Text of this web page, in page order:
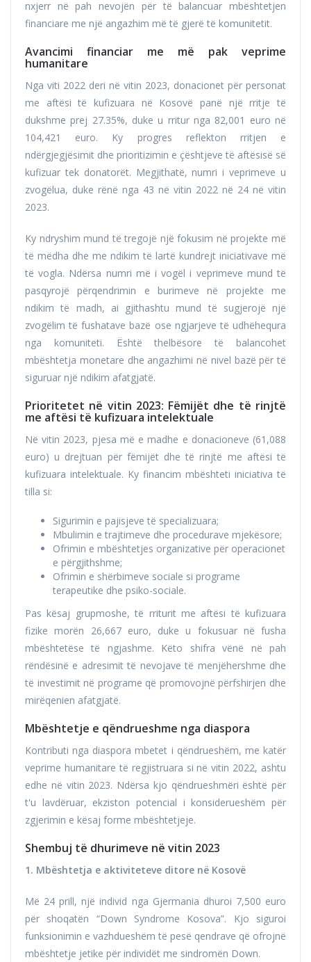
nxjerr në pah nevojën për të balancuar mbështetjen
financiare me një angazhim më të gjerë të komunitetit.
Avancimi financiar me më pak veprime
humanitare
Nga viti 2022 deri në vitin 2023, donacionet për personat
me aftësi të kufizuara në Kosovë panë një rritje të
dukshme prej 27.35%, duke u rritur nga 82,001 euro në
104,421 euro. Ky progres reflekton rritjen e
ndërgjegjësimit dhe prioritizimin e çështjeve të aftësisë së
kufizuar tek donatorët. Megjithatë, numri i veprimeve u
zvogëlua, duke rënë nga 43 në vitin 2022 në 24 në vitin
2023.
Ky ndryshim mund të tregojë një fokusim në projekte më
të mëdha dhe me ndikim të lartë kundrejt iniciativave më
të vogla. Ndërsa numri më i vogël i veprimeve mund të
pasqyrojë përqendrimin e burimeve në projekte me
ndikim të madh, ai gjithashtu mund të sugjerojë një
zvogëlim të fushatave bazë ose ngjarjeve të udhëhequra
nga komuniteti. Është thelbësore të balancohet
mbështetja monetare dhe angazhimi në nivel bazë për të
siguruar një ndikim afatgjatë.
Prioritetet në vitin 2023: Fëmijët dhe të rinjtë
me aftësi të kufizuara intelektuale
Në vitin 2023, pjesa më e madhe e donacioneve (61,088
euro) u drejtuan për fëmijët dhe të rinjtë me aftësi të
kufizuara intelektuale. Ky financim mbështeti iniciativa të
tilla si:
Sigurimin e pajisjeve të specializuara;
Mbulimin e trajtimeve dhe procedurave mjekësore;
Ofrimin e mbështetjes organizative për operacionet
e përgjithshme;
Ofrimin e shërbimeve sociale si programe
terapeutike dhe psiko-sociale.
Pas kësaj grupmoshe, të rriturit me aftësi të kufizuara
fizike morën 26,667 euro, duke u fokusuar në fusha
mbështetëse të ngjashme. Këto shifra vënë në pah
rëndësinë e adresimit të nevojave të menjëhershme dhe
të investimit në programe që promovojnë përfshirjen dhe
mirëqenien afatgjatë.
Mbështetje e qëndrueshme nga diaspora
Kontributi nga diaspora mbetet i qëndrueshëm, me katër
veprime humanitare të regjistruara si në vitin 2022, ashtu
edhe në vitin 2023. Ndërsa kjo qëndrueshmëri është për
t'u lavdëruar, ekziston potencial i konsiderueshëm për
zgjerimin e kësaj forme mbështetjeje.
Shembuj të dhurimeve në vitin 2023
1. Mbështetja e aktiviteteve ditore në Kosovë
Më 24 prill, një individ nga Gjermania dhuroi 7,500 euro
për shoqatën “Down Syndrome Kosova”. Kjo siguroi
funksionimin e vazhdueshëm të pesë qendrave që ofrojnë
mbështetje jetike për individët me sindromën Down.